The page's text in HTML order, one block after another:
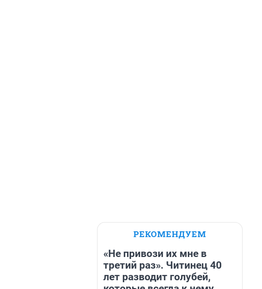
РЕКОМЕНДУЕМ
«Не привози их мне в
третий раз». Читинец 40
лет разводит голубей,